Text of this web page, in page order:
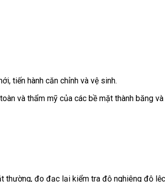
tiến hành căn chỉnh và vệ sinh.
và thẩm mỹ của các bề mặt thành băng
thường, đo đạc lại kiểm tra độ nghiêng độ